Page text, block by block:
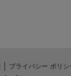
プライバシー ポリシ